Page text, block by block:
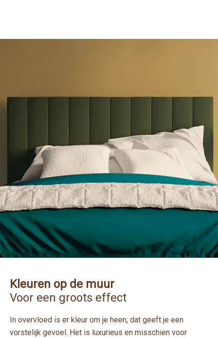
Kleuren op de muur
Voor een groots effect
In overvloed is er kleur om je heen, dat geeft je een
vorstelijk gevoel. Het is luxurieus en misschien voor